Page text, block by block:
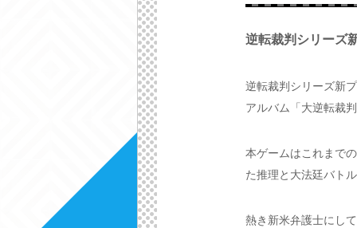
逆転裁判シリーズ
逆転裁判シリーズ新
アルバム「大逆転裁
本ゲームはこれまで
た推理と大法廷バト
熱き新米弁護士にし